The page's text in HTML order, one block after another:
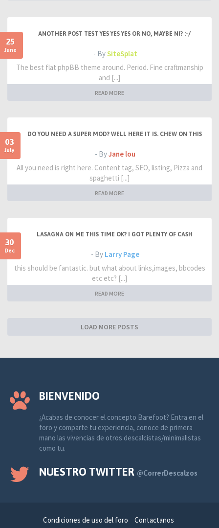
25
June
ANOTHER POST TEST YES YES YES OR NO, MAYBE NI? :-/
- BySiteSplat
The best flat phpBB theme around. Period. Fine craftmanship
and [...]
READ MORE
03
July
DO YOU NEED A SUPER MOD? WELL HERE IT IS. CHEW ON THIS
- ByJane lou
All you need is right here. Content tag, SEO, listing, Pizza and
spaghetti [...]
READ MORE
30
Dec
LASAGNA ON ME THIS TIME OK? I GOT PLENTY OF CASH
- By Larry Page
this should be fantastic. but what about links,images, bbcodes
etc etc? [...]
READ MORE
LOAD MORE POSTS
BIENVENIDO
¿Acabas de conocer el concepto Barefoot? Entra en el
foro y comparte tu experiencia, conoce de primera
mano las vivencias de otros descalcistas/minimalistas
como tu.
NUESTRO TWITTER @CorrerDescalzos
Condiciones de uso del foro Contactanos